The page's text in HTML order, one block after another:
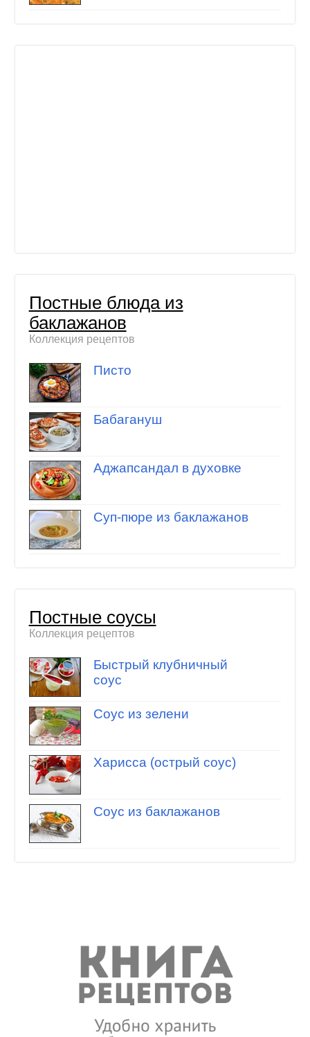
Постные блюда из
баклажанов
Коллекция рецептов
Писто
Бабагануш
Аджапсандал в духовке
Суп-пюре из баклажанов
Постные соусы
Коллекция рецептов
Быстрый клубничный
соус
Соус из зелени
Харисса (острый соус)
Соус из баклажанов